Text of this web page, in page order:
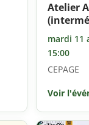
Atelier
mardi 11
15:00
CEPAGE
Voir